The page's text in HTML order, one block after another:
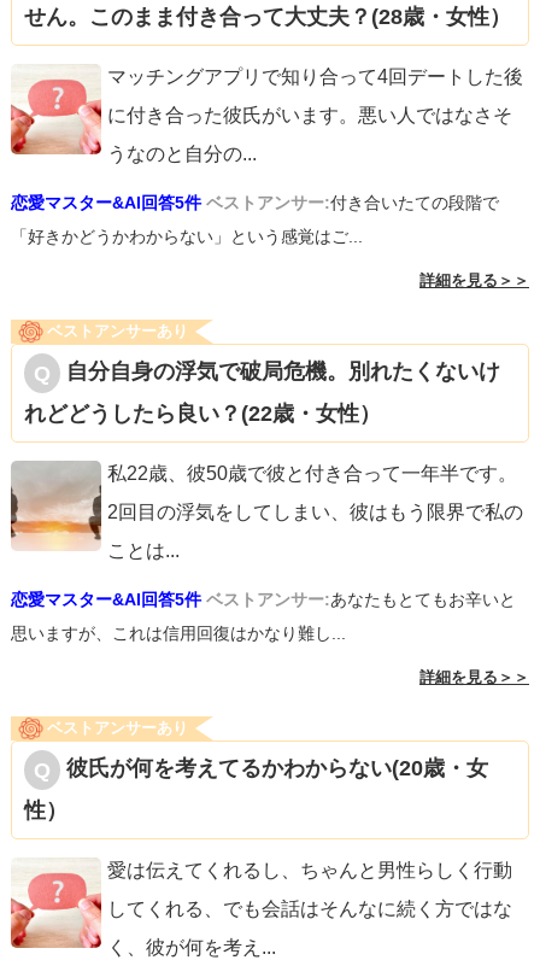
せん。このまま付き合って大丈夫？(28歳・女性）
マッチングアプリで知り合って4回デートした後
に付き合った彼氏がいます。悪い人ではなさそ
うなのと自分の...
恋愛マスター&AI回答5件 ベストアンサー:付き合いたての段階で
「好きかどうかわからない」という感覚はご...
詳細を見る＞＞
ベストアンサーあり
自分自身の浮気で破局危機。別れたくないけ
れどどうしたら良い？(22歳・女性）
私22歳、彼50歳で彼と付き合って一年半です。
2回目の浮気をしてしまい、彼はもう限界で私の
ことは...
恋愛マスター&AI回答5件 ベストアンサー:あなたもとてもお辛いと
思いますが、これは信用回復はかなり難し...
詳細を見る＞＞
ベストアンサーあり
彼氏が何を考えてるかわからない(20歳・女
性）
愛は伝えてくれるし、ちゃんと男性らしく行動
してくれる、でも会話はそんなに続く方ではな
く、彼が何を考え ...